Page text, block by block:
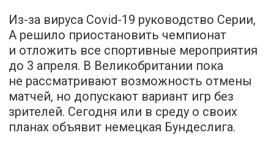
Из-за вируса Covid-19 руководство Серии,
А решило приостановить чемпионат
и отложить все спортивные мероприятия
до 3 апреля. В Великобритании пока
не рассматривают возможность отмены
матчей, но допускают вариант игр без
зрителей. Сегодня или в среду о своих
планах объявит немецкая Бундеслига.